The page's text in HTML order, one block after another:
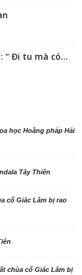
“ Đi tu mà có...
học Hoằng pháp Hải
Tây Thiên
cổ Giác Lâm bị rao
chùa cổ Giác Lâm bị